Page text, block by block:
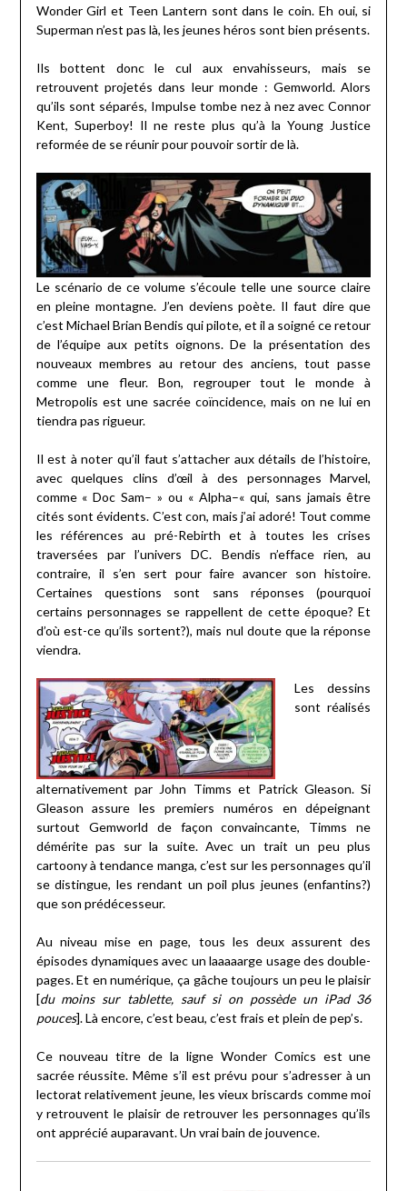
Wonder Girl et Teen Lantern sont dans le coin. Eh oui, si
Superman n’est pas là, les jeunes héros sont bien présents.
Ils bottent donc le cul aux envahisseurs, mais se
retrouvent projetés dans leur monde : Gemworld. Alors
qu’ils sont séparés, Impulse tombe nez à nez avec Connor
Kent, Superboy! Il ne reste plus qu’à la Young Justice
reformée de se réunir pour pouvoir sortir de là.
Le scénario de ce volume s’écoule telle une source claire
en pleine montagne. J’en deviens poète. Il faut dire que
c’est Michael Brian Bendis qui pilote, et il a soigné ce retour
de l’équipe aux petits oignons. De la présentation des
nouveaux membres au retour des anciens, tout passe
comme une fleur. Bon, regrouper tout le monde à
Metropolis est une sacrée coïncidence, mais on ne lui en
tiendra pas rigueur.
Il est à noter qu’il faut s’attacher aux détails de l’histoire,
avec quelques clins d’œil à des personnages Marvel,
comme « Doc Sam– » ou « Alpha–« qui, sans jamais être
cités sont évidents. C’est con, mais j’ai adoré! Tout comme
les références au pré-Rebirth et à toutes les crises
traversées par l’univers DC. Bendis n’efface rien, au
contraire, il s’en sert pour faire avancer son histoire.
Certaines questions sont sans réponses (pourquoi
certains personnages se rappellent de cette époque? Et
d’où est-ce qu’ils sortent?), mais nul doute que la réponse
viendra.
Les dessins
sont réalisés
alternativement par John Timms et Patrick Gleason. Si
Gleason assure les premiers numéros en dépeignant
surtout Gemworld de façon convaincante, Timms ne
démérite pas sur la suite. Avec un trait un peu plus
cartoony à tendance manga, c’est sur les personnages qu’il
se distingue, les rendant un poil plus jeunes (enfantins?)
que son prédécesseur.
Au niveau mise en page, tous les deux assurent des
épisodes dynamiques avec un laaaaarge usage des double-
pages. Et en numérique, ça gâche toujours un peu le plaisir
[du moins sur tablette, sauf si on possède un iPad 36
pouces]. Là encore, c’est beau, c’est frais et plein de pep’s.
Ce nouveau titre de la ligne Wonder Comics est une
sacrée réussite. Même s’il est prévu pour s’adresser à un
lectorat relativement jeune, les vieux briscards comme moi
y retrouvent le plaisir de retrouver les personnages qu’ils
ont apprécié auparavant. Un vrai bain de jouvence.